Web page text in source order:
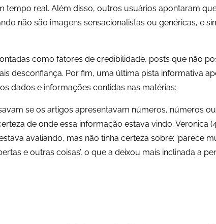
tempo real. Além disso, outros usuários apontaram
não são imagens sensacionalistas ou genéricas, e
como fatores de credibilidade, posts que não
desconfiança. Por fim, uma última pista informativa
dados e informações contidas nas matérias:
se os artigos apresentavam números, números
de onde essa informação estava vindo. Veronica
avaliando, mas não tinha certeza sobre: ‘parece
e outras coisas’, o que a deixou mais inclinada a